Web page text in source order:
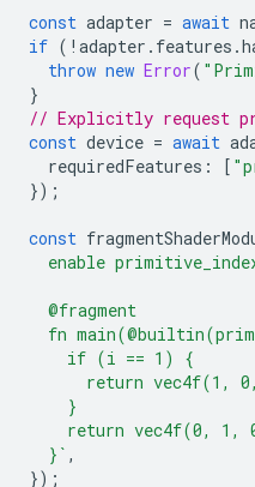
const adapter = await
if ( ! adapter . features .
throw new Error(
}
// Explicitly request
const device = await
requiredFeatures : [
});
const
enable
  @fragment
fn
    if (i == 1) {
return vec4f(1,
    }
return vec4f(0, 1,
  }`
,
});